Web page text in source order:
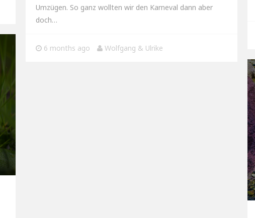
Umzügen. So ganz wollten wir den Karneval dann aber
doch…
6 months ago Wolfgang & Ulrike